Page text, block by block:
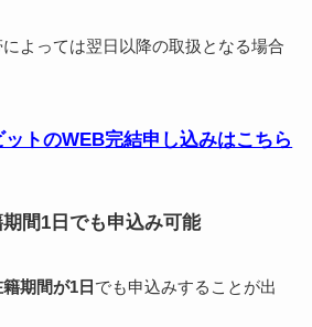
よっては翌日以降の取扱となる場合
ットのWEB完結申し込みはこちら
間1日でも申込み可能
期間が1日 でも申込みすることが出